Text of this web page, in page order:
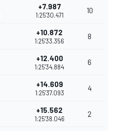
+7.987
1:25'30.471
10
+10.872
1:25'33.356
8
+12.400
1:25'34.884
6
+14.609
1:25'37.093
4
+15.562
1:25'38.046
2